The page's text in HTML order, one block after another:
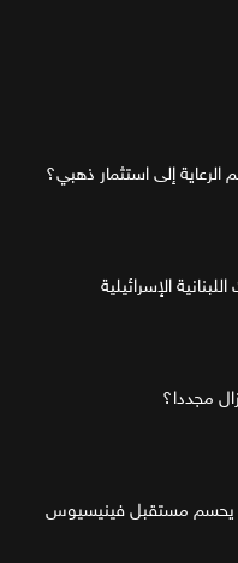
الإسرائيلية
مجددا؟
يحسم مستقبل فينيسيوس